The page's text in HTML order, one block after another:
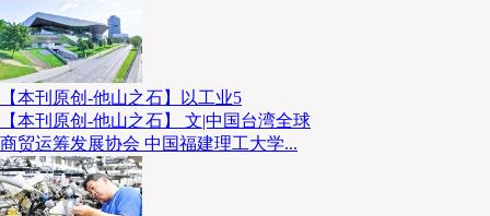
【本刊原创-他山之石】以工业5
【本刊原创-他山之石】 文|中国台湾全球
商贸运筹发展协会 中国福建理工大学...